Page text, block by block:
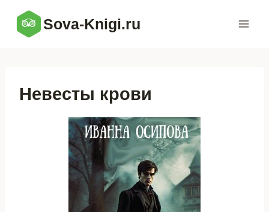
содержимому
Sova-Knigi.ru
Невесты крови